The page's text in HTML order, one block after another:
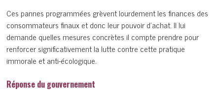
Ces pannes programmées grèvent lourdement les finances des
consommateurs finaux et donc leur pouvoir d’achat. Il lui
demande quelles mesures concrètes il compte prendre pour
renforcer significativement la lutte contre cette pratique
immorale et anti-écologique.
Réponse du gouvernement